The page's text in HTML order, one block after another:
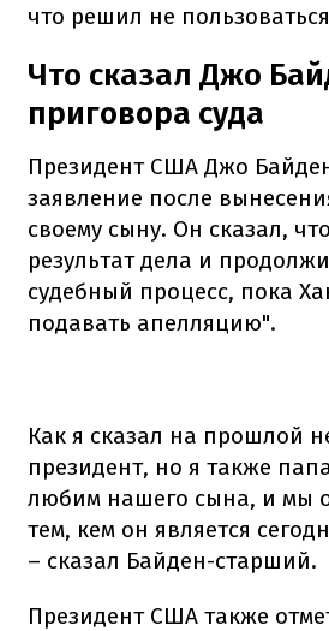
что решил не
Что сказал Джо
приговора суда
Президент США Джо
заявление после
своему сыну. Он сказал,
результат дела и
судебный процесс, пока
подавать апелляцию".
Как я сказал на прошлой
президент, но я также
любим нашего сына, и мы
тем, кем он является
– сказал Байден-старший.
Президент США также